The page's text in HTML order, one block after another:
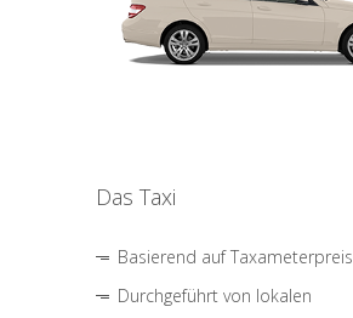
Das Taxi
Basierend auf Taxameterpreis
Durchgeführt von lokalen